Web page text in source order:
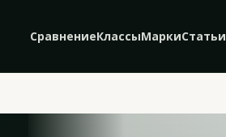
СравнениеКлассыМаркиСтатьи